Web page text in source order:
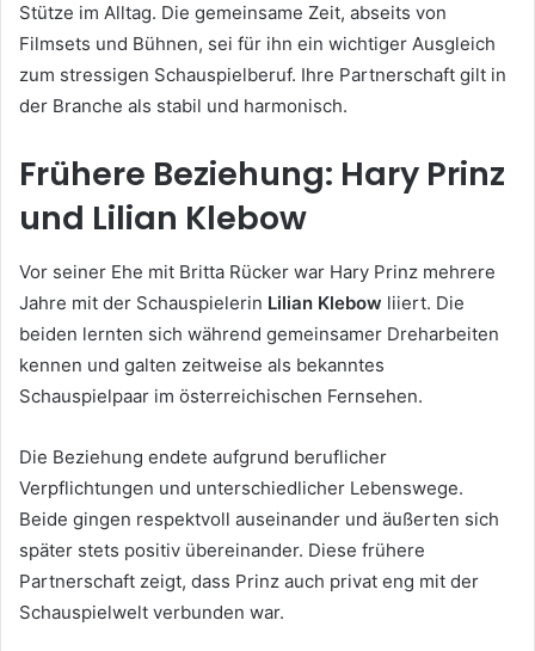
Stütze im Alltag. Die gemeinsame Zeit, abseits von
Filmsets und Bühnen, sei für ihn ein wichtiger Ausgleich
zum stressigen Schauspielberuf. Ihre Partnerschaft gilt in
der Branche als stabil und harmonisch.
Frühere Beziehung: Hary Prinz
und Lilian Klebow
Vor seiner Ehe mit Britta Rücker war Hary Prinz mehrere
Jahre mit der Schauspielerin Lilian Klebow liiert. Die
beiden lernten sich während gemeinsamer Dreharbeiten
kennen und galten zeitweise als bekanntes
Schauspielpaar im österreichischen Fernsehen.
Die Beziehung endete aufgrund beruflicher
Verpflichtungen und unterschiedlicher Lebenswege.
Beide gingen respektvoll auseinander und äußerten sich
später stets positiv übereinander. Diese frühere
Partnerschaft zeigt, dass Prinz auch privat eng mit der
Schauspielwelt verbunden war.